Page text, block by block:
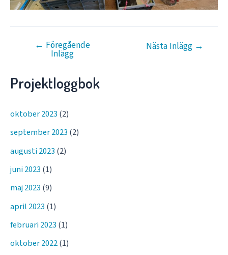
Inläggsnavigering
← Föregående
Inlägg
Nästa Inlägg →
Projektloggbok
oktober 2023 (2)
september 2023 (2)
augusti 2023 (2)
juni 2023 (1)
maj 2023 (9)
april 2023 (1)
februari 2023 (1)
oktober 2022(1)